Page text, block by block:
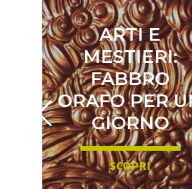
ARTI E
MESTIERI:
FABBRO
ORAFO PER UN
GIORNO
SCOPRI